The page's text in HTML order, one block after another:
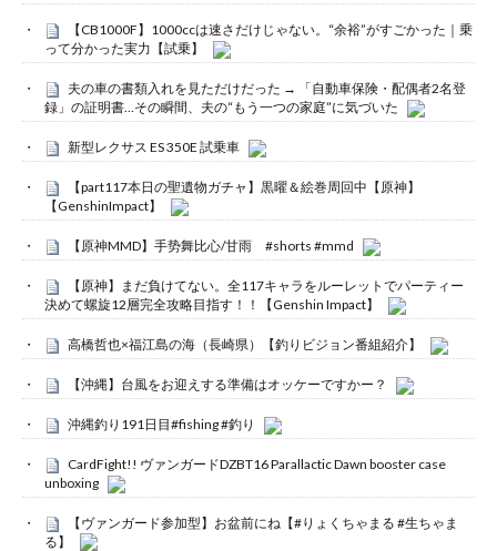
【CB1000F】1000ccは速さだけじゃない。“余裕”がすごかった｜乗
って分かった実力【試乗】
夫の車の書類入れを見ただけだった → 「自動車保険・配偶者2名登
録」の証明書…その瞬間、夫の“もう一つの家庭”に気づいた
新型レクサス ES 350E 試乗車
【part117本日の聖遺物ガチャ】黒曜＆絵巻周回中【原神】
【GenshinImpact】
【原神MMD】手势舞比心/甘雨 #shorts #mmd
【原神】まだ負けてない。全117キャラをルーレットでパーティー
決めて螺旋12層完全攻略目指す！！【Genshin Impact】
高橋哲也×福江島の海（長崎県）【釣りビジョン番組紹介】
【沖縄】台風をお迎えする準備はオッケーですかー？
沖縄釣り191日目#fishing #釣り
CardFight!! ヴァンガードDZBT16 Parallactic Dawn booster case
unboxing
【ヴァンガード参加型】お盆前にね【#りょくちゃまる #生ちゃま
る】